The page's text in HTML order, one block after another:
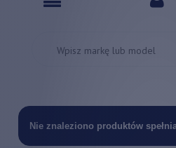
Nie znaleziono produktów